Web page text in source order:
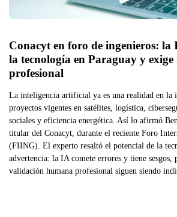
Conacyt en foro de ingenieros:
la tecnología en Paraguay y
profesional
La inteligencia artificial ya es una realidad en la
proyectos vigentes en satélites, logística,
sociales y eficiencia energética. Así lo afirmó
titular del Conacyt, durante el reciente Foro
(FIING). El experto resaltó el potencial de la
advertencia: la IA comete errores y tiene
validación humana profesional siguen siendo